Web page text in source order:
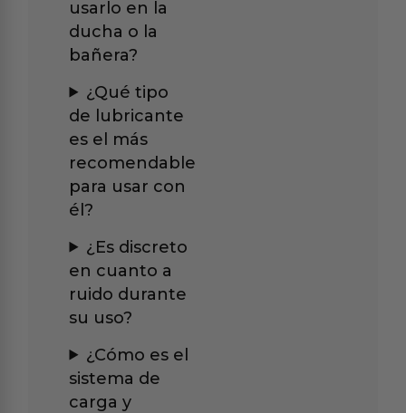
usarlo en la
ducha o la
bañera?
¿Qué tipo
de lubricante
es el más
recomendable
para usar con
él?
¿Es discreto
en cuanto a
ruido durante
su uso?
¿Cómo es el
sistema de
carga y